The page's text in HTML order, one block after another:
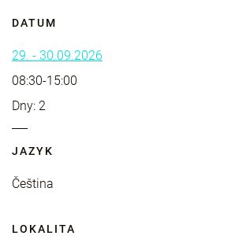
DATUM
29. - 30.09.2026
08:30-15:00
Dny: 2
JAZYK
Čeština
LOKALITA